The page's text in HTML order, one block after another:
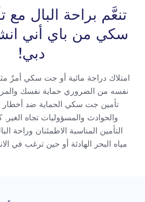
تنعَّم براحة البال مع
سكي من باي أني
دبي!
امتلاك دراجة مائية أو جت سكي أمرٌ
نفسه من الضروري حماية نفسك
تأمين جت سكي الحماية ضد أخطار
والحوادث والمسؤوليات تجاه الغير.
التأمين المناسبة الاطمئنان وراحة
مياه البحر الهادئة أو حين ترغب في